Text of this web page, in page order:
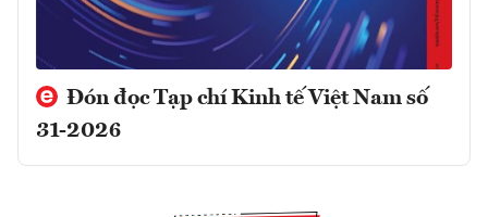
Đón đọc Tạp chí Kinh tế Việt Nam số
31-2026